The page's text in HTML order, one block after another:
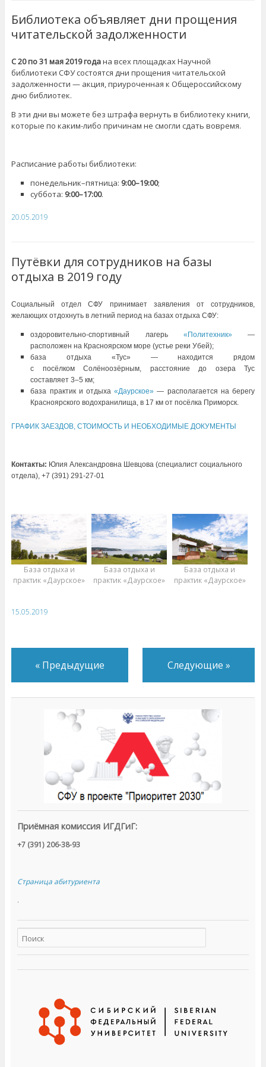
Библиотека объявляет дни прощения
читательской задолженности
С 20 по 31 мая 2019 годана всех площадках Научной
библиотеки СФУ состоятся дни прощения читательской
задолженности — акция, приуроченная к Общероссийскому
дню библиотек.
В эти дни вы можете без штрафа вернуть в библиотеку книги,
которые по каким-либо причинам не смогли сдать вовремя.
Расписание работы библиотеки:
понедельник–пятница: 9:00–19:00;
суббота: 9:00–17:00.
20.05.2019
Путёвки для сотрудников на базы
отдыха в 2019 году
Социальный отдел СФУ принимает заявления от сотрудников,
желающих отдохнуть в летний период на базах отдыха СФУ:
оздоровительно-спортивный лагерь «Политехник»—
расположен на Красноярском море (устье реки Убей);
база отдыха «Тус» — находится рядом
с посёлком Солёноозёрным, расстояние до озера Тус
составляет 3–5 км;
база практик и отдыха«Даурское» — располагается на берегу
Красноярского водохранилища, в 17 км от посёлка Приморск.
ГРАФИК ЗАЕЗДОВ, СТОИМОСТЬ И НЕОБХОДИМЫЕ ДОКУМЕНТЫ
Контакты: Юлия Александровна Шевцова (специалист социального
отдела), +7 (391) 291-27-01
База отдыха и
практик «Даурское»
База отдыха и
практик «Даурское»
База отдыха и
практик «Даурское»
15.05.2019
«Предыдущие Следующие »
Приёмная комиссия ИГДГиГ:
+7 (391) 206-38-93
Страница абитуриента
.